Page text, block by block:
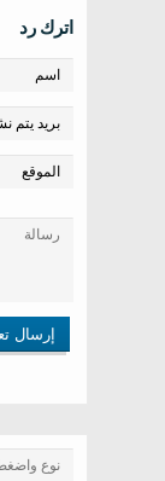
اترك رد